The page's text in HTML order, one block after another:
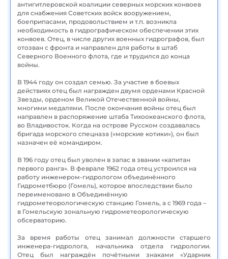
антигитлеровской коалиции северных морских конвоев
для снабжения Советских войск вооружением,
боеприпасами, продовольствием и т.п. возникла
необходимость в гидрографическом обеспечении этих
конвоев. Отец, в числе других военных гидрографов, был
отозван с фронта и направлен для работы в штаб
Северного Военного флота, где и трудился до конца
войны.
В 1944 году он создал семью. За участие в боевых
действиях отец был награжден двумя орденами Красной
Звезды, орденом Великой Отечественной войны,
многими медалями. После окончания войны отец был
направлен в распоряжение штаба Тихоокеанского флота,
во Владивосток. Когда на острове Русском создавалась
бригада морского спецназа («морские котики»), он был
назначен её командиром.
В 196 году отец был уволен в запас в звании «капитан
первого ранга». В феврале 1962 года отец устроился на
работу инженером-гидрологом объединённого
Гидрометбюро (Гомель), которое впоследствии было
переименовано в Объединённую
гидрометеорологическую станцию Гомель, а с 1969 года –
в Гомельскую зональную гидрометеорологическую
обсерваторию.
За время работы отец занимал должности старшего
инженера-гидролога, начальника отдела гидрологии.
Отец был награждён почётными знаками «Ударник